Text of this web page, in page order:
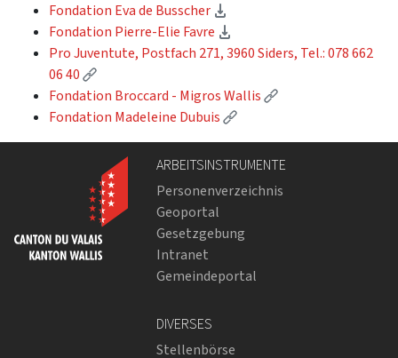
Fondation Eva de Busscher
Fondation Pierre-Elie Favre
Pro Juventute, Postfach 271, 3960 Siders, Tel.: 078 662
06 40
(Externer Link)
Fondation Broccard - Migros Wallis
(Externer Link)
Fondation Madeleine Dubuis
(Externer Link)
ARBEITSINSTRUMENTE
Personenverzeichnis
Geoportal
Gesetzgebung
Intranet
Gemeindeportal
DIVERSES
Stellenbörse